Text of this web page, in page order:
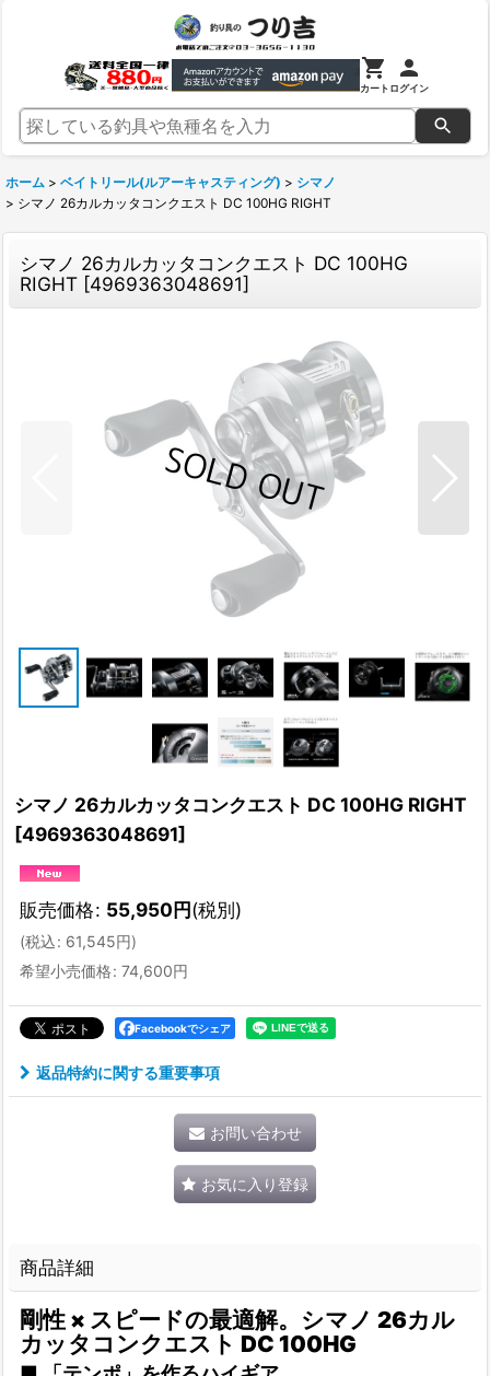
カートログイン
ホーム > ベイトリール(ルアーキャスティング) > シマノ
> シマノ 26カルカッタコンクエスト DC 100HG RIGHT
シマノ 26カルカッタコンクエスト DC 100HG
RIGHT [4969363048691]
シマノ 26カルカッタコンクエスト DC 100HG RIGHT
[4969363048691]
販売価格: 55,950円(税別)
(税込: 61,545円)
希望小売価格: 74,600円
Facebookでシェア
返品特約に関する重要事項
お問い合わせ
お気に入り登録
商品詳細
剛性 × スピードの最適解。シマノ 26カル
カッタコンクエスト DC 100HG